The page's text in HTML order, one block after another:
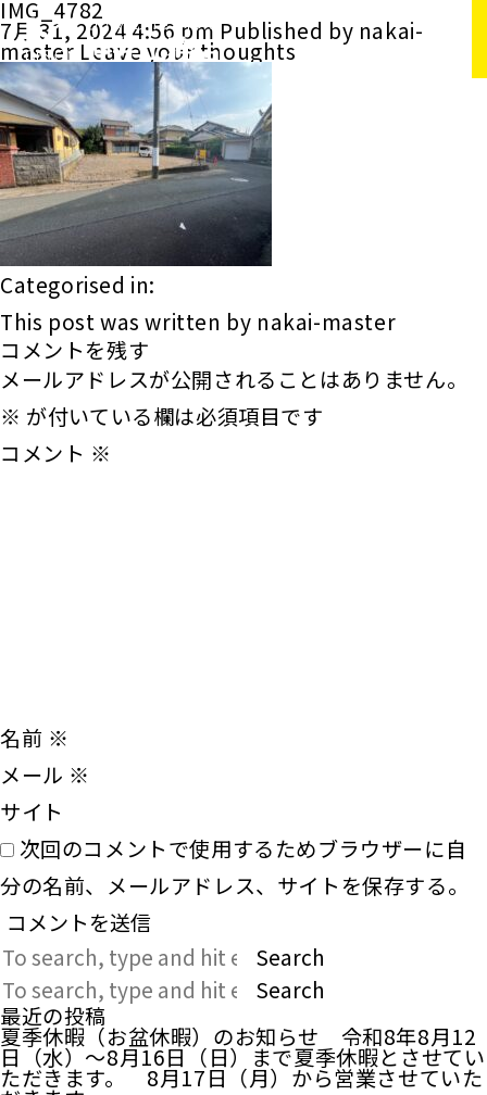
IMG_4782
7月 31, 2024 4:56 pm Published by nakai-
master Leave your thoughts
Categorised in:
This post was written by nakai-master
コメントを残す
メールアドレスが公開されることはありません。
※ が付いている欄は必須項目です
コメント ※
名前 ※
メール ※
サイト
次回のコメントで使用するためブラウザーに自
分の名前、メールアドレス、サイトを保存する。
Search
Search
最近の投稿
夏季休暇（お盆休暇）のお知らせ 令和8年8月12
日（水）～8月16日（日）まで夏季休暇とさせてい
ただきます。 8月17日（月）から営業させていた